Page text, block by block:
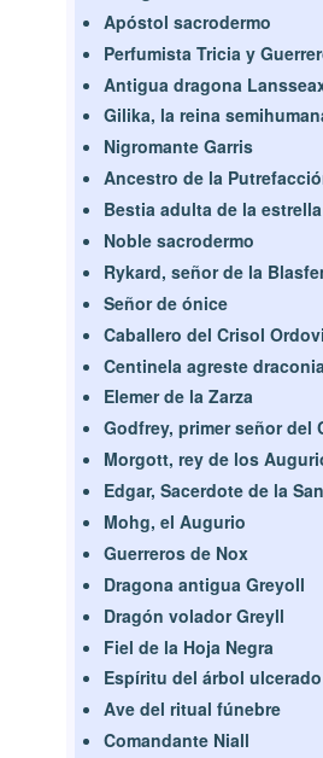
Apóstol sacrodermo
Perfumista Tricia y
Antigua dragona
Gilika, la reina
Nigromante Garris
Ancestro de la
Bestia adulta de la
Noble sacrodermo
Rykard, señor de la
Señor de ónice
Caballero del Crisol
Centinela agreste
Elemer de la Zarza
Godfrey, primer señor del
Morgott, rey de los
Edgar, Sacerdote de la
Mohg, el Augurio
Guerreros de Nox
Dragona antigua Greyoll
Dragón volador Greyll
Fiel de la Hoja Negra
Espíritu del árbol ulcerado
Ave del ritual fúnebre
Comandante Niall